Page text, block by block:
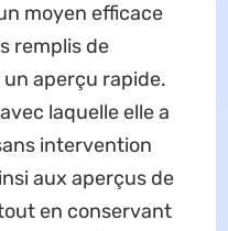
moyen efficace
remplis de
aperçu rapide.
laquelle elle a
intervention
aux aperçus de
en conservant